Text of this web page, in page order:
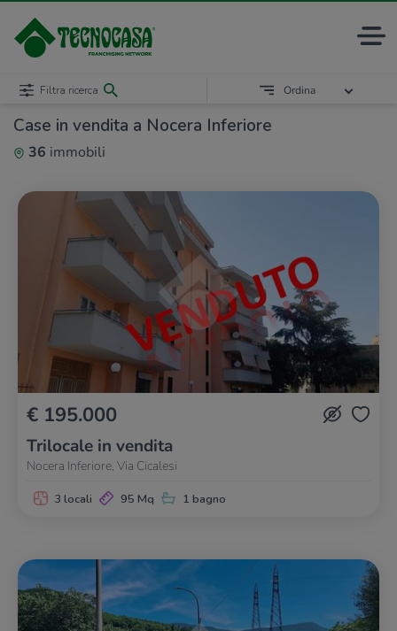
Case in vendita a Nocera Inferiore
36 immobili
Filtra ricerca Ordina
€ 195.000
Trilocale in vendita
Nocera Inferiore, Via Cicalesi
3 locali 95 Mq 1 bagno